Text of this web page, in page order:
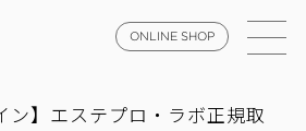
ONLINE SHOP
ン】エステプロ・ラボ正規取